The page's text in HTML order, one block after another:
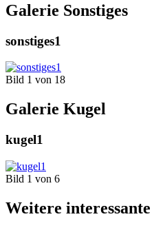
Galerie Sonstiges
sonstiges1
Bild 1 von 18
Galerie Kugel
kugel1
Bild 1 von 6
Weitere